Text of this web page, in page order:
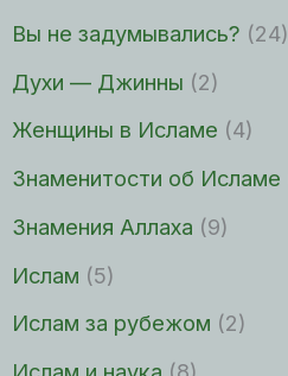
Вы не задумывались? (24)
Духи — Джинны (2)
Женщины в Исламе (4)
Знаменитости об Исламе
Знамения Аллаха (9)
Ислам (5)
Ислам за рубежом (2)